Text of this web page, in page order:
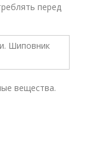
перед
вещества.